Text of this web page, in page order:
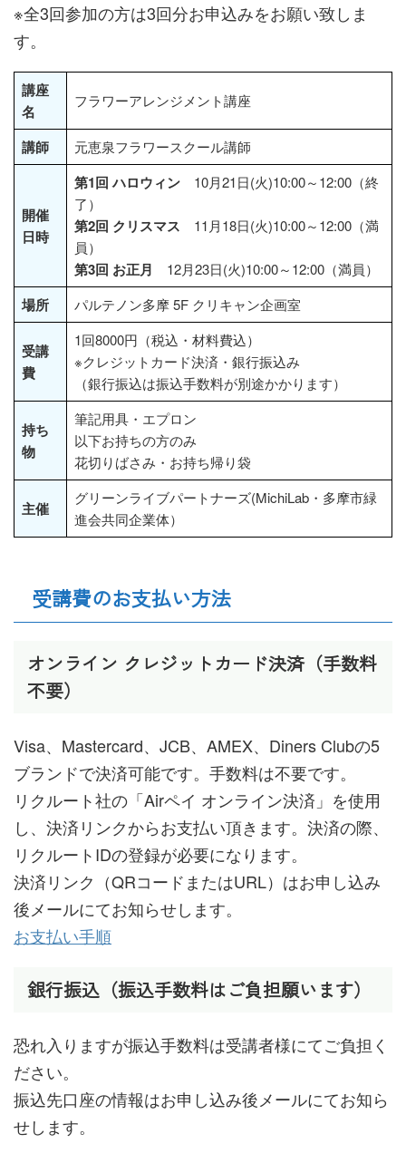
※全3回参加の方は3回分お申込みをお願い致しま
す。
講座
名
フラワーアレンジメント講座
講師 元恵泉フラワースクール講師
開催
日時
第1回 ハロウィン10月21日(火)10:00～12:00（終
了）
第2回 クリスマス 11月18日(火)10:00～12:00（満
員）
第3回 お正月 12月23日(火)10:00～12:00（満員）
場所 パルテノン多摩 5F クリキャン企画室
受講
費
1回8000円（税込・材料費込）
※クレジットカード決済・銀行振込み
（銀行振込は振込手数料が別途かかります）
持ち
物
筆記用具・エプロン
以下お持ちの方のみ
花切りばさみ・お持ち帰り袋
主催
グリーンライブパートナーズ(MichiLab・多摩市緑
進会共同企業体）
受講費のお支払い方法
オンライン クレジットカード決済（手数料
不要）
Visa、Mastercard、JCB、AMEX、Diners Clubの5
ブランドで決済可能です。手数料は不要です。
リクルート社の「Airペイ オンライン決済」を使用
し、決済リンクからお支払い頂きます。決済の際、
リクルートIDの登録が必要になります。
決済リンク（QRコードまたはURL）はお申し込み
後メールにてお知らせします。
お支払い手順
銀行振込（振込手数料はご負担願います）
恐れ入りますが振込手数料は受講者様にてご負担く
ださい。
振込先口座の情報はお申し込み後メールにてお知ら
せします。